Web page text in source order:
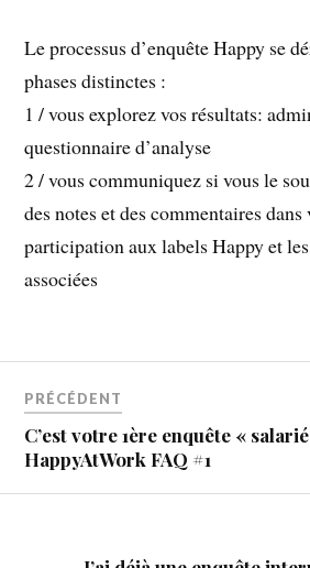
Le processus d’enquête Happy se
phases distinctes :
1 / vous explorez vos résultats:
questionnaire d’analyse
2 / vous communiquez si vous le
des notes et des commentaires
participation aux labels Happy et
associées
PRÉCÉDENT
C’est votre 1ère enquête «
HappyAtWork FAQ #1